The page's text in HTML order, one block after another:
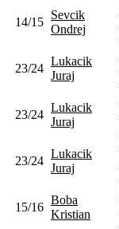
14/15
Sevcik
Ondrej
23/24
Lukacik
Juraj
23/24
Lukacik
Juraj
23/24
Lukacik
Juraj
15/16
Boba
Kristian